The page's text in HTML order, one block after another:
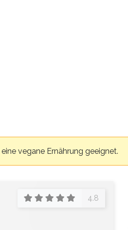
vegane Ernährung geeignet.
4.8